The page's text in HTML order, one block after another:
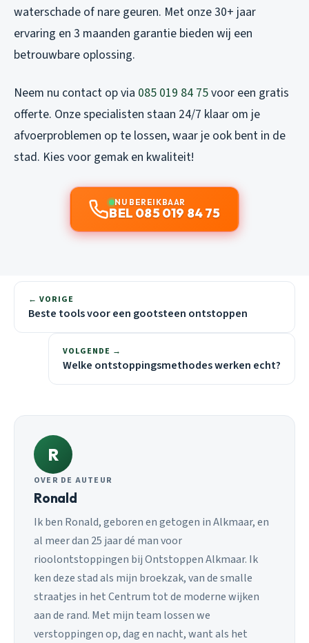
waterschade of nare geuren. Met onze 30+ jaar
ervaring en 3 maanden garantie bieden wij een
betrouwbare oplossing.
Neem nu contact op via 085 019 84 75voor een gratis
offerte. Onze specialisten staan 24/7 klaar om je
afvoerproblemen op te lossen, waar je ook bent in de
stad. Kies voor gemak en kwaliteit!
NU BEREIKBAAR
BEL 085 019 84 75
← VORIGE
Beste tools voor een gootsteen ontstoppen
VOLGENDE →
Welke ontstoppingsmethodes werken echt?
R
OVER DE AUTEUR
Ronald
Ik ben Ronald, geboren en getogen in Alkmaar, en
al meer dan 25 jaar dé man voor
rioolontstoppingen bij Ontstoppen Alkmaar. Ik
ken deze stad als mijn broekzak, van de smalle
straatjes in het Centrum tot de moderne wijken
aan de rand. Met mijn team lossen we
verstoppingen op, dag en nacht, want als het